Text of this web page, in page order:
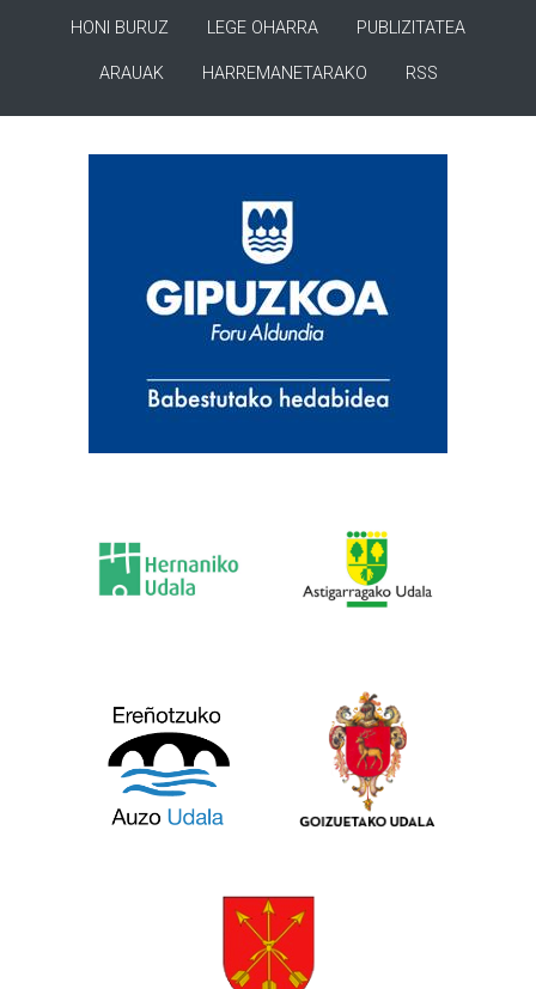
HONI BURUZ LEGE OHARRA PUBLIZITATEA
ARAUAK HARREMANETARAKO RSS